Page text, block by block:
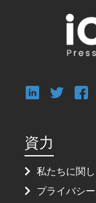
資力
私たちに関
プライバシ